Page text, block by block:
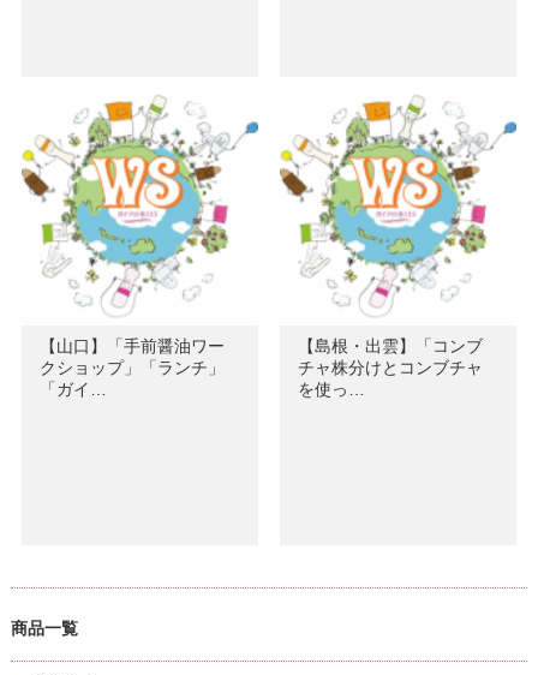
【山口】「手前醤油ワー
クショップ」「ランチ」
「ガイ…
【島根・出雲】「コンブ
チャ株分けとコンブチャ
を使っ…
商品一覧